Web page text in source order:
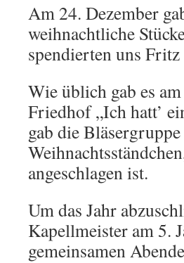
Am 24. Dezember
weihnachtliche
spendierten uns
Wie üblich gab es
Friedhof „Ich hatt’
gab die
angeschlagen ist.
Um das Jahr
Kapellmeister am 5.
gemeinsamen